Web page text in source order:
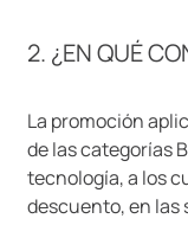
2. ¿EN QUÉ
La promoción
de las categorías
tecnología, a los
descuento, en